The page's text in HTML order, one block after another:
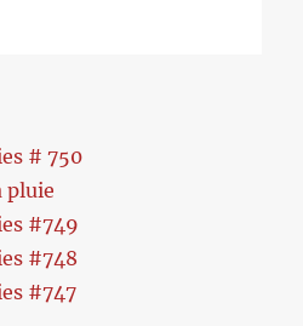
# 750
pluie
#749
#748
#747